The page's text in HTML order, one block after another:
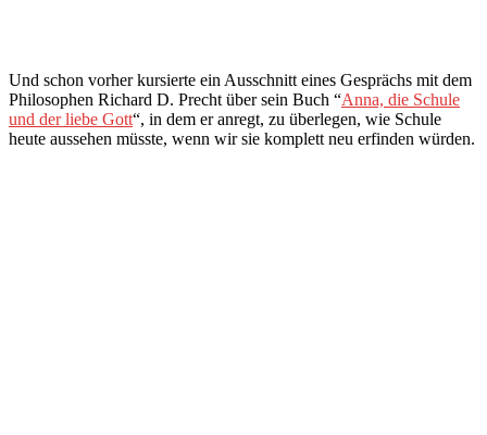
Und schon vorher kursierte ein Ausschnitt eines Gesprächs mit dem
Philosophen Richard D. Precht über sein Buch “Anna, die Schule
und der liebe Gott“, in dem er anregt, zu überlegen, wie Schule
heute aussehen müsste, wenn wir sie komplett neu erfinden würden.